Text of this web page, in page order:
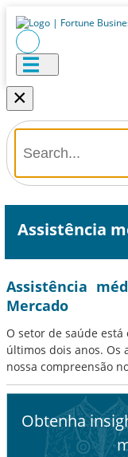
×
Assistência
Assistência
Mercado
O setor de saúde
últimos dois anos. Os
nossa compreensão
Obtenha